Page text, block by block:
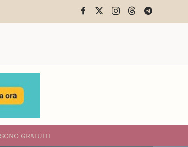
SONO GRATUITI